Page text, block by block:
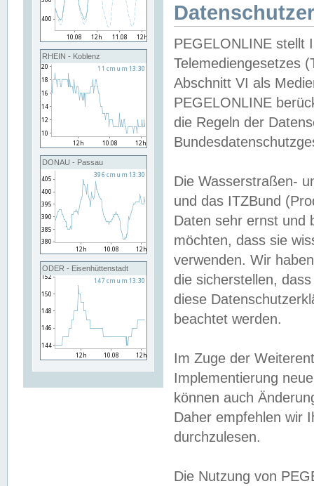
RHEIN - Koblenz
DONAU - Passau
ODER - Eisenhüttenstadt
PEGELONLINE stellt
Telemediengesetzes
Abschnitt VI als
PEGELONLINE
die Regeln der
Die Wasserstraßen-
und das ITZBund
Daten sehr ernst und
möchten, dass sie
verwenden. Wir
die sicherstellen,
diese
beachtet werden.
Im Zuge der
Implementierung
können auch
Daher empfehlen wir
durchzulesen.
Die Nutzung von